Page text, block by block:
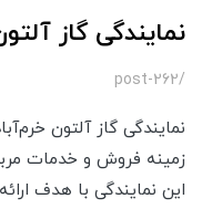
نمایندگی گاز
/post-262
نمایندگی گاز آلتون
زمینه فروش و خدمات
این نمایندگی با هدف